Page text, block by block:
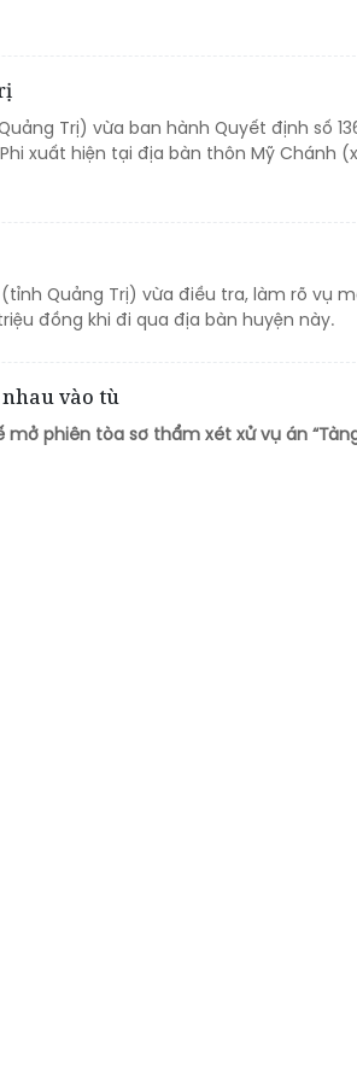
Trị) vừa ban hành Quyết định số
xuất hiện tại địa bàn thôn Mỹ Chánh
Quảng Trị) vừa điều tra, làm rõ vụ
đồng khi đi qua địa bàn huyện này.
vào tù
mở phiên tòa sơ thẩm xét xử vụ án